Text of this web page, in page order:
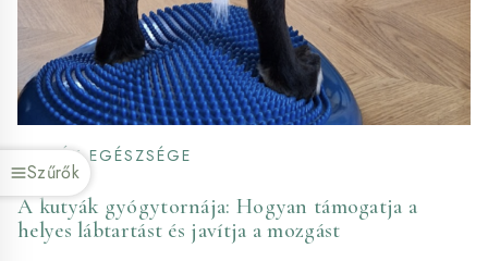
Szűrők
KUTYÁK EGÉSZSÉGE
A kutyák gyógytornája: Hogyan támogatja a
helyes lábtartást és javítja a mozgást